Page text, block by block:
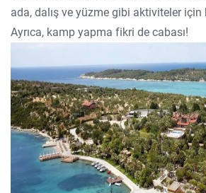
ada, dalış ve yüzme gibi aktiviteler için
Ayrıca, kamp yapma fikri de cabası!